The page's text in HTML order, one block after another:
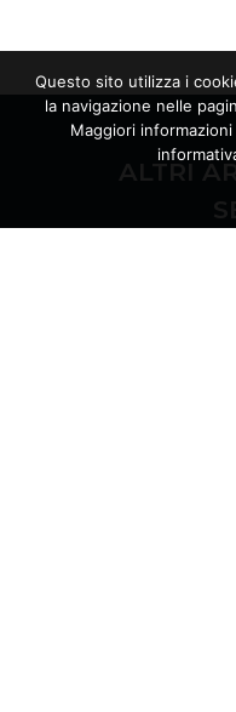
ALTRI
Questo sito utilizza i
la navigazione nelle
Maggiori informazioni